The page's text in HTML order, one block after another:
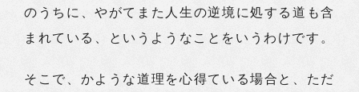
のうちに、やがてまた人生の逆境に処する道も含
まれている、というようなことをいうわけです。
そこで、かような道理を心得ている場合と、ただ